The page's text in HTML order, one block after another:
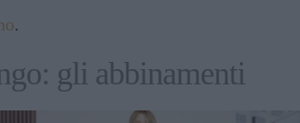
.
gli abbinamenti